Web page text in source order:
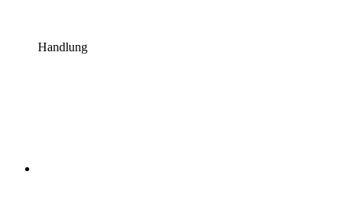
Handlung